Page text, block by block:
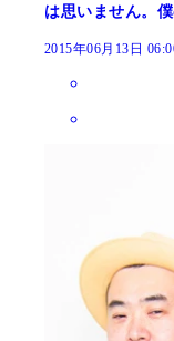
は思いません。
2015年06月13日